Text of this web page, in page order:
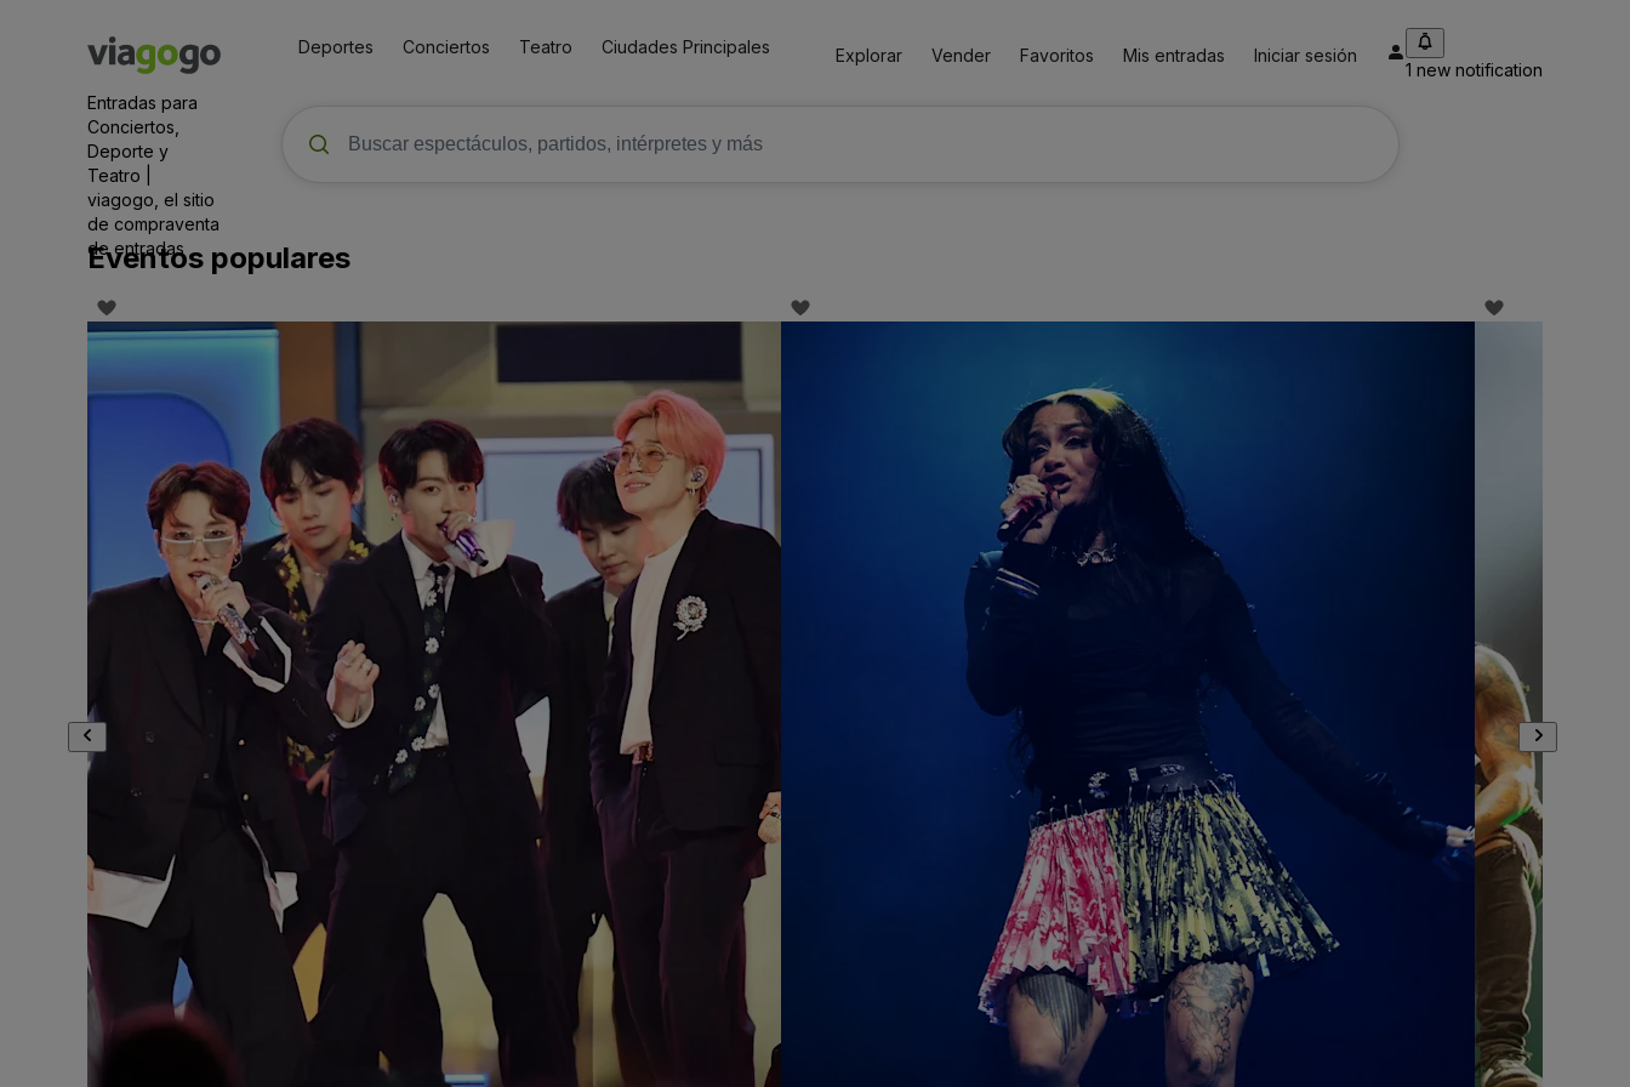
Entradas para
Conciertos,
Deporte y
Teatro |
viagogo, el sitio
de compraventa
de entradas
Deportes Conciertos Teatro Ciudades Principales Explorar Vender Favoritos Mis entradas Iniciar sesión
1 new notification
Eventos populares